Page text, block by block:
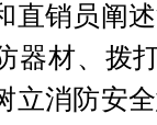
直销员阐
器材、拨
立消防安